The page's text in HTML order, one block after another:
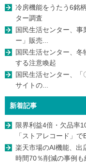
冷房機能をうたう6銘
ター調査
国民生活センター、事
ー」販売...
国民生活センター、
する注意喚起
国民生活センター、「
サイトの...
新着記事
限界利益4倍・欠品率
「ストアレコード」
楽天市場のAI機能、
時間70％削減の事例も